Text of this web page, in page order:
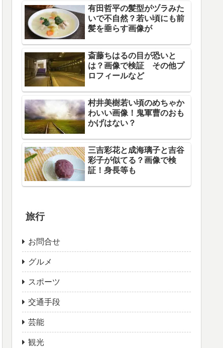
有田哲平の髪型がヅラみた
いで不自然？若い頃にも前
髪を垂らす画像が
斎藤ちはるの目が恐いと
は？画像で検証 その他プ
ロフィールなど
村井美樹若い頃のめちゃか
わいい画像！鬼軍曹のおも
かげはない？
三吉彩花と成海璃子と吉谷
彩子が似てる？画像で検
証！身長等も
旅行
お問合せ
グルメ
スポーツ
交通手段
芸能
観光